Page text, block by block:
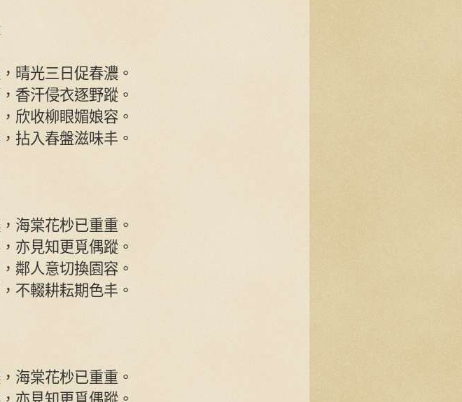
晴光三日促春濃。
香汗侵衣逐野蹤。
欣收柳眼媚娘容。
拈入春盤滋味丰。
海棠花杪已重重。
亦見知更覓偶蹤。
鄰人意切換園容。
不輟耕耘期色丰。
海棠花杪已重重。